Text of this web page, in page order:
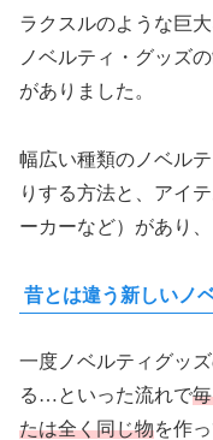
ラクスルのような巨
ノベルティ・グッズ
がありました。
幅広い種類のノベル
りする方法と、アイ
ーカーなど）があり
昔とは違う新しいノ
一度ノベルティグッ
る…といった流れで
たは全く同じ物を作